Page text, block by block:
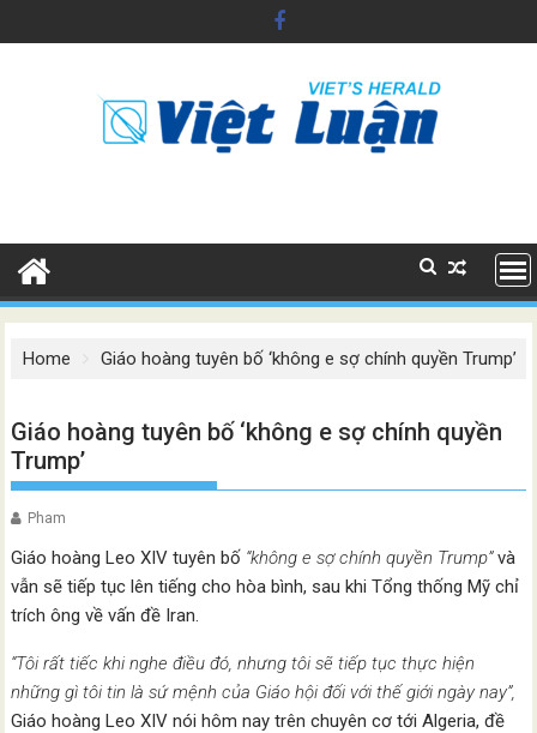
to
Home Giáo hoàng tuyên bố ‘không e sợ chính quyền Trump’
Giáo hoàng tuyên bố ‘không e sợ chính quyền
Trump’
Pham
Giáo hoàng Leo XIV tuyên bố “không e sợ chính quyền Trump”và
vẫn sẽ tiếp tục lên tiếng cho hòa bình, sau khi Tổng thống Mỹ chỉ
trích ông về vấn đề Iran.
“Tôi rất tiếc khi nghe điều đó, nhưng tôi sẽ tiếp tục thực hiện
những gì tôi tin là sứ mệnh của Giáo hội đối với thế giới ngày nay”,
Giáo hoàng Leo XIV nói hôm nay trên chuyên cơ tới Algeria, đề